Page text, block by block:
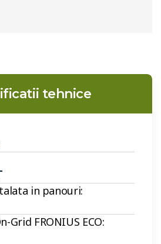
tehnice
in panouri:
Grid FRONIUS ECO: